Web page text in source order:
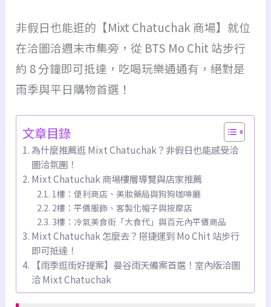
非假日也能逛的【Mixt Chatuchak 商場】就位
在洽圖洽週末市集旁，從 BTS Mo Chit 站步行
約 8 分鐘即可抵達，吃喝玩樂通通有，絕對是
雨季與平日購物首選！
文章目錄
為什麼推薦逛 Mixt Chatuchak？非假日也能感受洽
圖洽氛圍！
Mixt Chatuchak 商場樓層導覽與店家推薦
1樓：便利商店、美妝藥局與狗狗咖啡廳
2樓：平價服飾、客製化帽子與按摩店
3樓：冷氣美食街「大食代」與百元內平價商品
Mixt Chatuchak 怎麼去？搭捷運到 Mo Chit 站步行
即可抵達！
【雨季逛街好提案】曼谷雨天備案首選！室內版洽圖
洽 Mixt Chatuchak